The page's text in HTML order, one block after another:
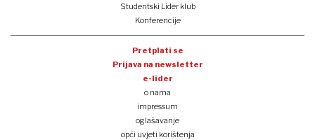
Studentski Lider klub
Konferencije
Pretplati se
Prijava na newsletter
e-lider
o nama
impressum
oglašavanje
opći uvjeti korištenja